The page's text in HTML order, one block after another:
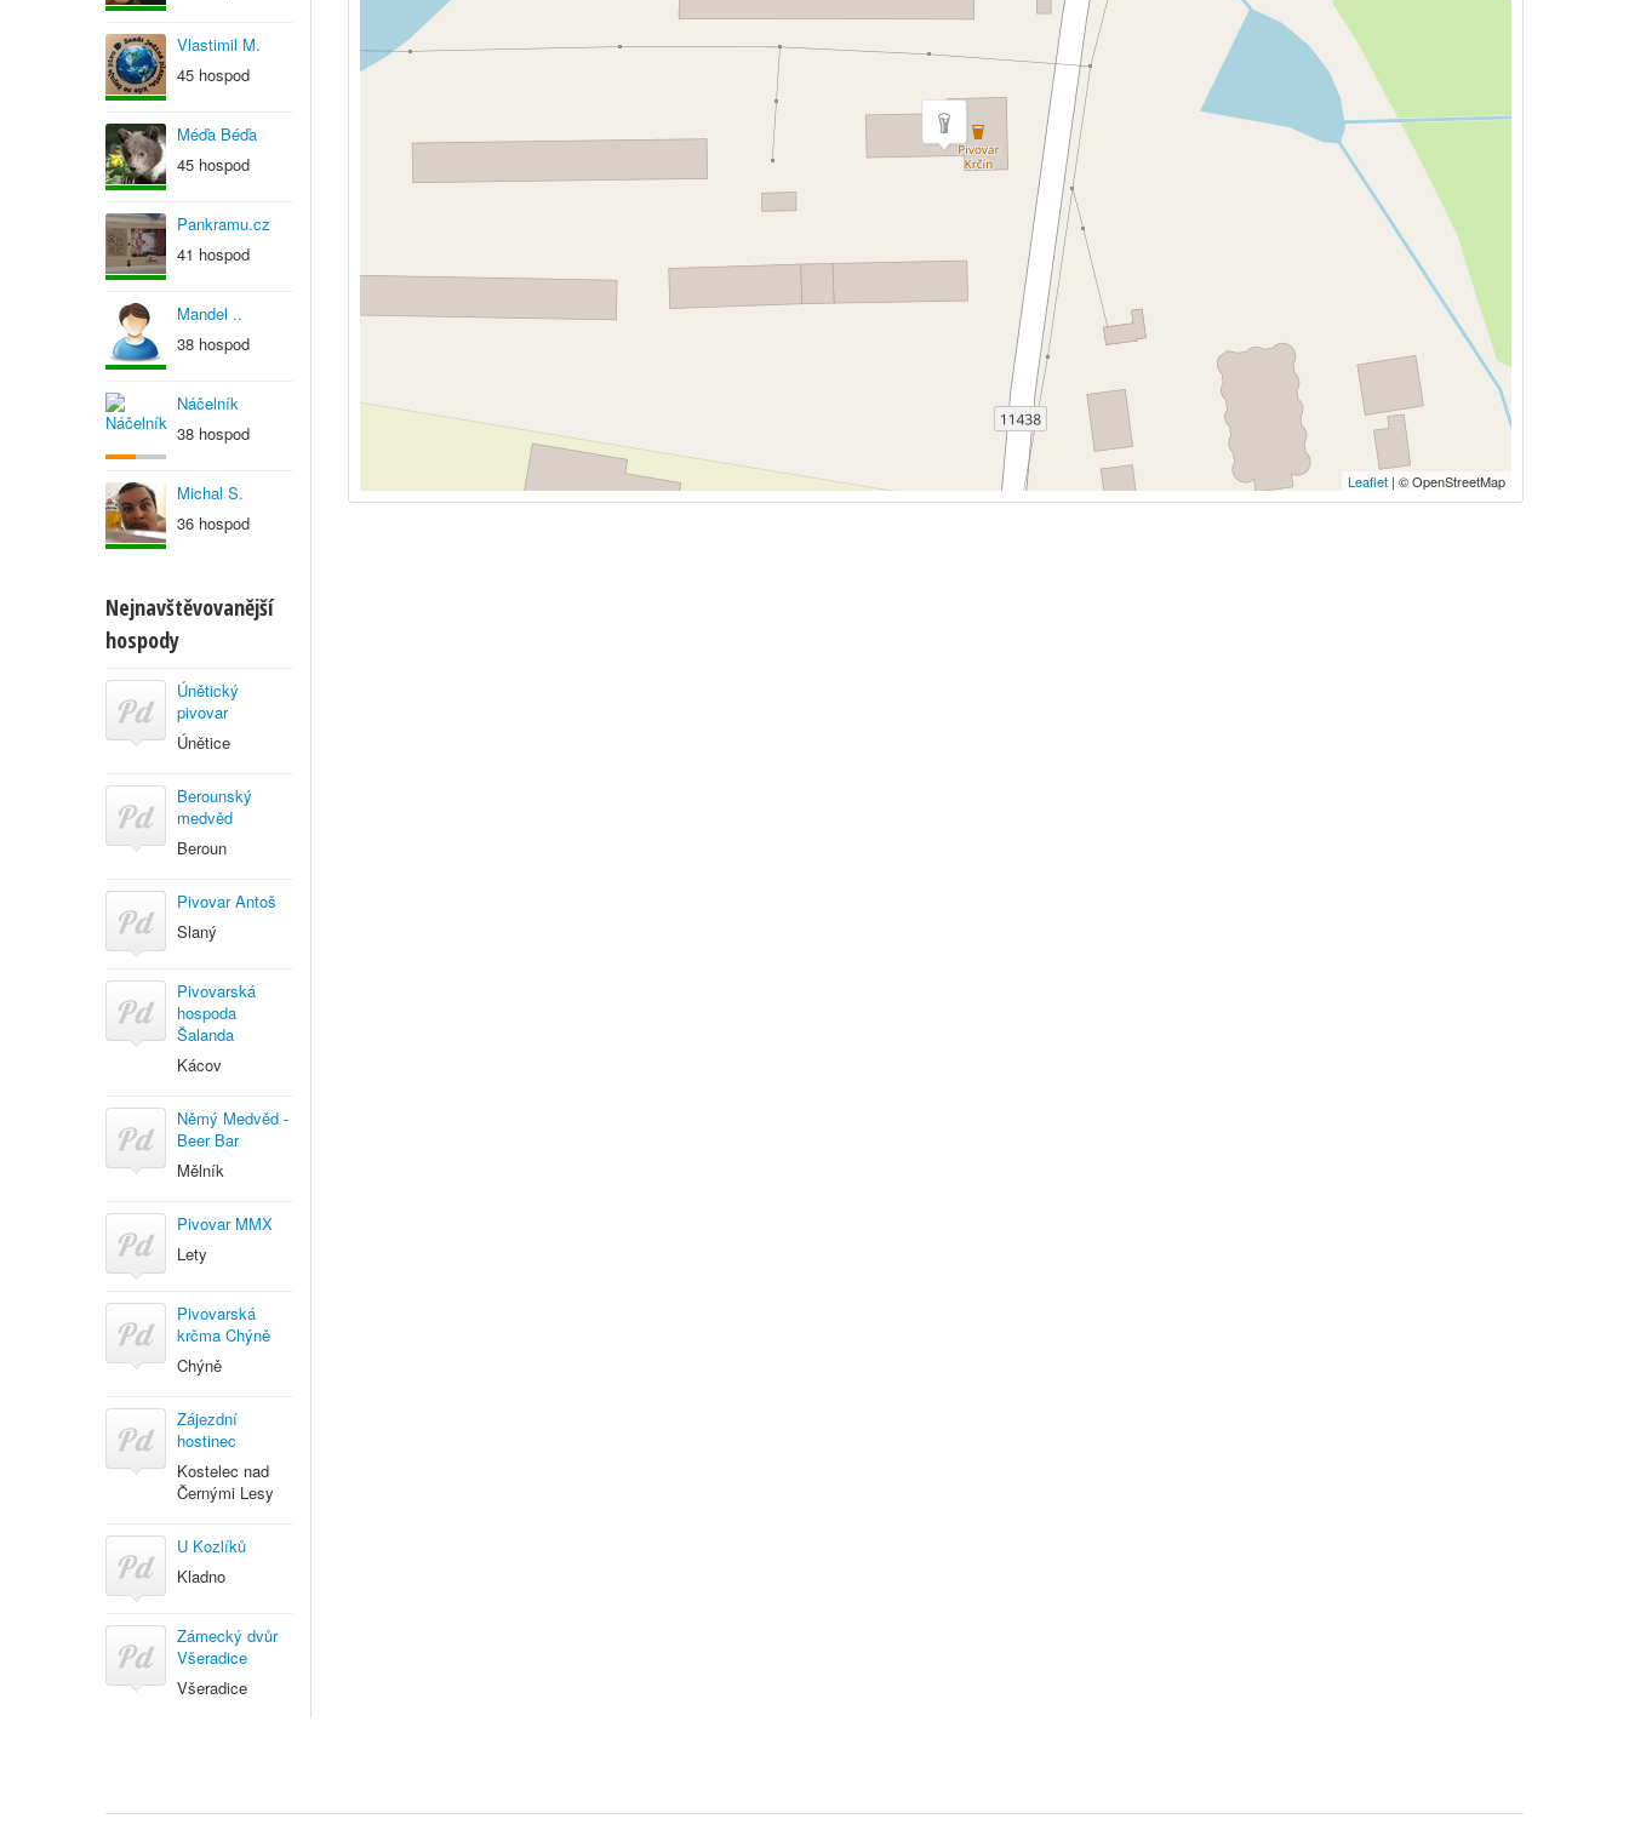
Vlastimil M.
45 hospod
Méďa Béďa
45 hospod
Pankramu.cz
41 hospod
Mandel ..
38 hospod
Náčelník
38 hospod
Michal S.
36 hospod
Nejnavštěvovanější
hospody
Únětický
pivovar
Únětice
Berounský
medvěd
Beroun
Pivovar Antoš
Slaný
Pivovarská
hospoda
Šalanda
Kácov
Němý Medvěd -
Beer Bar
Mělník
Pivovar MMX
Lety
Pivovarská
krčma Chýně
Chýně
Zájezdní
hostinec
Kostelec nad
Černými Lesy
U Kozlíků
Kladno
Zámecký dvůr
Všeradice
Všeradice
Leaflet | © OpenStreetMap